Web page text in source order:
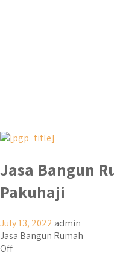
Jasa Bangun
Pakuhaji
July 13, 2022 admin
Jasa Bangun Rumah
Off